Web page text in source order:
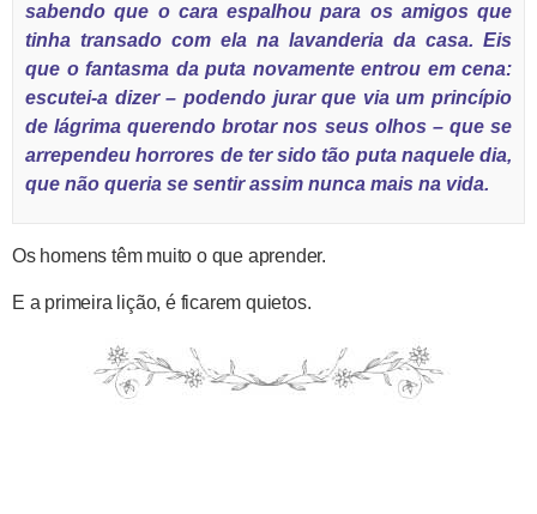
sabendo que o cara espalhou para os amigos que
tinha transado com ela na lavanderia da casa. Eis
que o fantasma da puta novamente entrou em cena:
escutei-a dizer – podendo jurar que via um princípio
de lágrima querendo brotar nos seus olhos – que se
arrependeu horrores de ter sido tão puta naquele dia,
que não queria se sentir assim nunca mais na vida.
Os homens têm muito o que aprender.
E a primeira lição, é ficarem quietos.